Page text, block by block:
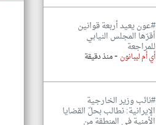
#عون يعيد أربعة قوانين
أقرّها المجلس النيابي
للمراجعة
أي أم ليبانون -منذ دقيقة
#نائب وزير الخارجية
الإيرانية: نطالب بحلّ القضايا
الأمنية في المنطقة من